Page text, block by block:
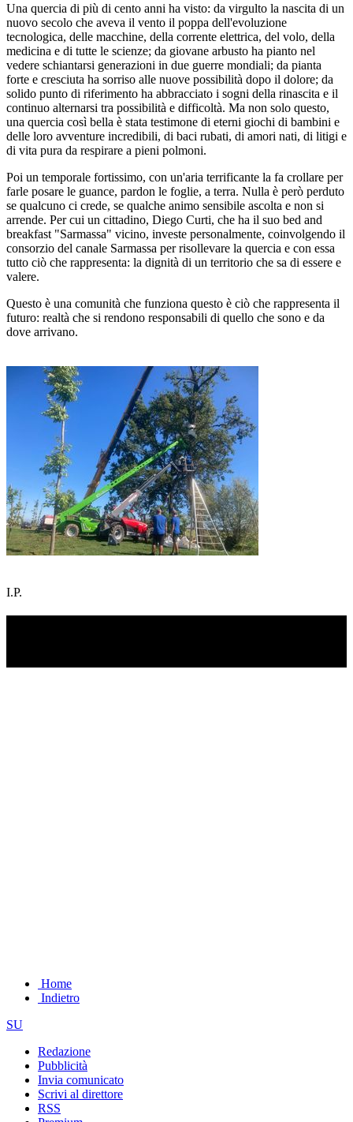
Una quercia di più di cento anni ha visto: da virgulto la nascita di un
nuovo secolo che aveva il vento il poppa dell'evoluzione
tecnologica, delle macchine, della corrente elettrica, del volo, della
medicina e di tutte le scienze; da giovane arbusto ha pianto nel
vedere schiantarsi generazioni in due guerre mondiali; da pianta
forte e cresciuta ha sorriso alle nuove possibilità dopo il dolore; da
solido punto di riferimento ha abbracciato i sogni della rinascita e il
continuo alternarsi tra possibilità e difficoltà. Ma non solo questo,
una quercia così bella è stata testimone di eterni giochi di bambini e
delle loro avventure incredibili, di baci rubati, di amori nati, di litigi e
di vita pura da respirare a pieni polmoni.
Poi un temporale fortissimo, con un'aria terrificante la fa crollare per
farle posare le guance, pardon le foglie, a terra. Nulla è però perduto
se qualcuno ci crede, se qualche animo sensibile ascolta e non si
arrende. Per cui un cittadino, Diego Curti, che ha il suo bed and
breakfast "Sarmassa" vicino, investe personalmente, coinvolgendo il
consorzio del canale Sarmassa per risollevare la quercia e con essa
tutto ciò che rappresenta: la dignità di un territorio che sa di essere e
valere.
Questo è una comunità che funziona questo è ciò che rappresenta il
futuro: realtà che si rendono responsabili di quello che sono e da
dove arrivano.
I.P.
Home
Indietro
SU
Redazione
Pubblicità
Invia comunicato
Scrivi al direttore
RSS